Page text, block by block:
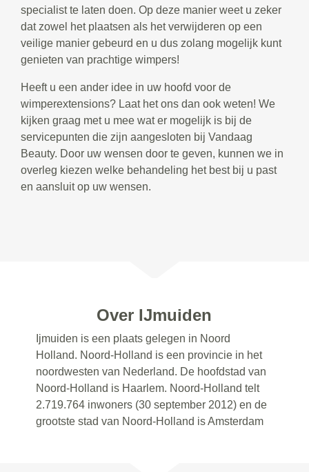
specialist te laten doen. Op deze manier weet u zeker
dat zowel het plaatsen als het verwijderen op een
veilige manier gebeurd en u dus zolang mogelijk kunt
genieten van prachtige wimpers!
Heeft u een ander idee in uw hoofd voor de
wimperextensions? Laat het ons dan ook weten! We
kijken graag met u mee wat er mogelijk is bij de
servicepunten die zijn aangesloten bij Vandaag
Beauty. Door uw wensen door te geven, kunnen we in
overleg kiezen welke behandeling het best bij u past
en aansluit op uw wensen.
Over IJmuiden
Ijmuiden is een plaats gelegen in Noord
Holland. Noord-Holland is een provincie in het
noordwesten van Nederland. De hoofdstad van
Noord-Holland is Haarlem. Noord-Holland telt
2.719.764 inwoners (30 september 2012) en de
grootste stad van Noord-Holland is Amsterdam